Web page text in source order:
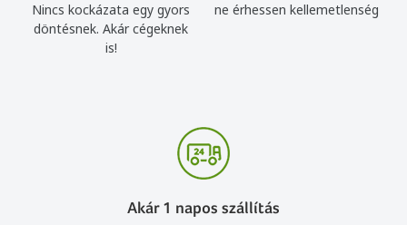
Nincs kockázata egy gyors
döntésnek. Akár cégeknek
is!
ne érhessen kellemetlenség
Akár 1 napos szállítás